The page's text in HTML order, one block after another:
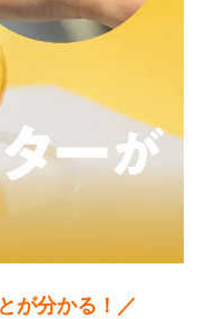
が分かる！／